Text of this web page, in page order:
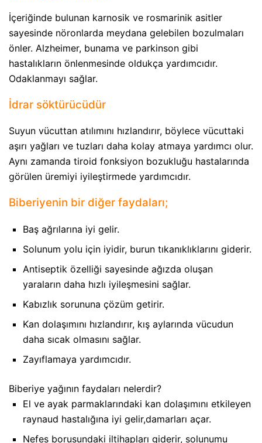
İçeriğinde bulunan karnosik ve rosmarinik asitler
sayesinde nöronlarda meydana gelebilen bozulmaları
önler. Alzheimer, bunama ve parkinson gibi
hastalıkların önlenmesinde oldukça yardımcıdır.
Odaklanmayı sağlar.
İdrar söktürücüdür
Suyun vücuttan atılımını hızlandırır, böylece vücuttaki
aşırı yağları ve tuzları daha kolay atmaya yardımcı olur.
Aynı zamanda tiroid fonksiyon bozukluğu hastalarında
görülen üremiyi iyileştirmede yardımcıdır.
Biberiyenin bir diğer faydaları;
Baş ağrılarına iyi gelir.
Solunum yolu için iyidir, burun tıkanıklıklarını giderir.
Antiseptik özelliği sayesinde ağızda oluşan
yaraların daha hızlı iyileşmesini sağlar.
Kabızlık sorununa çözüm getirir.
Kan dolaşımını hızlandırır, kış aylarında vücudun
daha sıcak olmasını sağlar.
Zayıflamaya yardımcıdır.
Biberiye yağının faydaları nelerdir?
El ve ayak parmaklarındaki kan dolaşımını etkileyen
raynaud hastalığına iyi gelir,damarları açar.
Nefes borusundaki iltihapları giderir, solunumu